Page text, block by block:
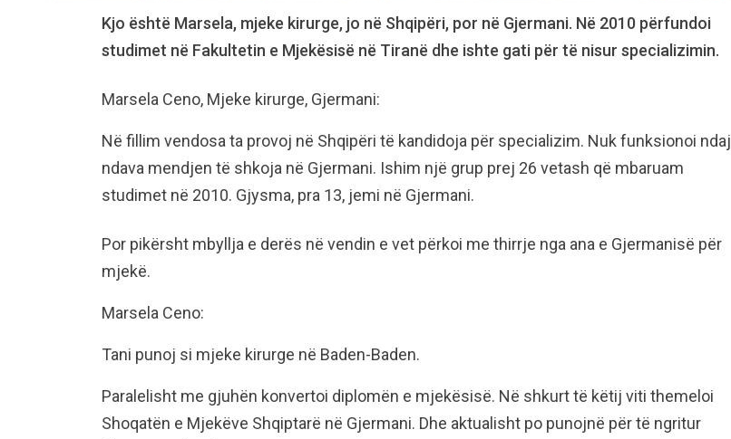
Kjo është Marsela, mjeke kirurge, jo në Shqipëri, por në Gjermani. Në 2010 përfundoi
studimet në Fakultetin e Mjekësisë në Tiranë dhe ishte gati për të nisur specializimin.
Marsela Ceno, Mjeke kirurge, Gjermani:
Në fillim vendosa ta provoj në Shqipëri të kandidoja për specializim. Nuk funksionoi ndaj
ndava mendjen të shkoja në Gjermani. Ishim një grup prej 26 vetash që mbaruam
studimet në 2010. Gjysma, pra 13, jemi në Gjermani.
Por pikërsht mbyllja e derës në vendin e vet përkoi me thirrje nga ana e Gjermanisë për
mjekë.
Marsela Ceno:
Tani punoj si mjeke kirurge në Baden-Baden.
Paralelisht me gjuhën konvertoi diplomën e mjekësisë. Në shkurt të këtij viti themeloi
Shoqatën e Mjekëve Shqiptarë në Gjermani. Dhe aktualisht po punojnë për të ngritur